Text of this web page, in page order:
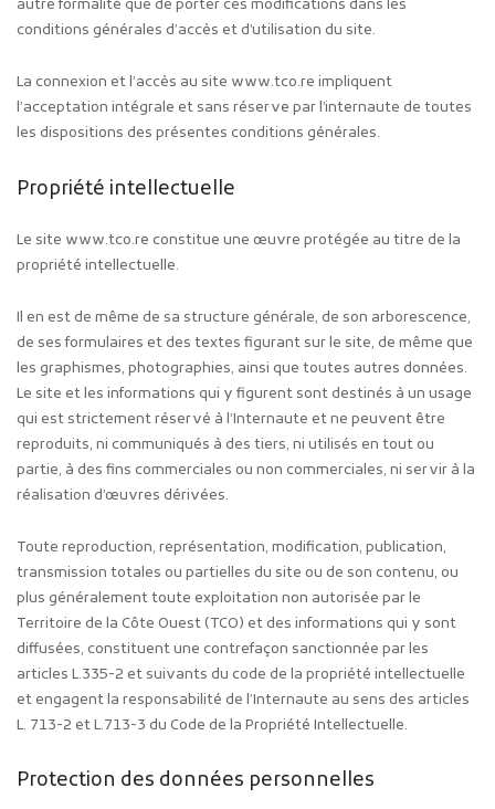
autre formalité que de porter ces modifications dans les
conditions générales d’accès et d’utilisation du site.
La connexion et l’accès au site www.tco.re impliquent
l’acceptation intégrale et sans réserve par l’internaute de toutes
les dispositions des présentes conditions générales.
Propriété intellectuelle
Le site www.tco.re constitue une œuvre protégée au titre de la
propriété intellectuelle.
Il en est de même de sa structure générale, de son arborescence,
de ses formulaires et des textes figurant sur le site, de même que
les graphismes, photographies, ainsi que toutes autres données.
Le site et les informations qui y figurent sont destinés à un usage
qui est strictement réservé à l’Internaute et ne peuvent être
reproduits, ni communiqués à des tiers, ni utilisés en tout ou
partie, à des fins commerciales ou non commerciales, ni servir à la
réalisation d’œuvres dérivées.
Toute reproduction, représentation, modification, publication,
transmission totales ou partielles du site ou de son contenu, ou
plus généralement toute exploitation non autorisée par le
Territoire de la Côte Ouest (TCO) et des informations qui y sont
diffusées, constituent une contrefaçon sanctionnée par les
articles L.335-2 et suivants du code de la propriété intellectuelle
et engagent la responsabilité de l’Internaute au sens des articles
L. 713-2 et L.713-3 du Code de la Propriété Intellectuelle.
Protection des données personnelles